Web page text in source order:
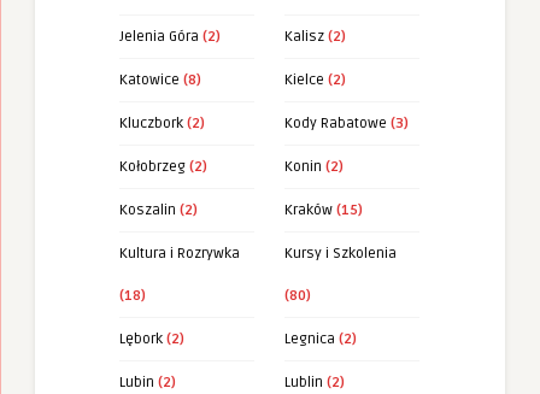
Jelenia Góra (2) Kalisz (2)
Katowice (8) Kielce (2)
Kluczbork (2) Kody Rabatowe (3)
Kołobrzeg (2) Konin (2)
Koszalin (2) Kraków (15)
Kultura i Rozrywka
(18)
Kursy i Szkolenia
(80)
Lębork (2) Legnica (2)
Lubin (2) Lublin (2)